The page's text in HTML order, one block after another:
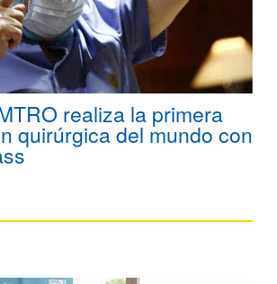
realiza la primera
quirúrgica del mundo con